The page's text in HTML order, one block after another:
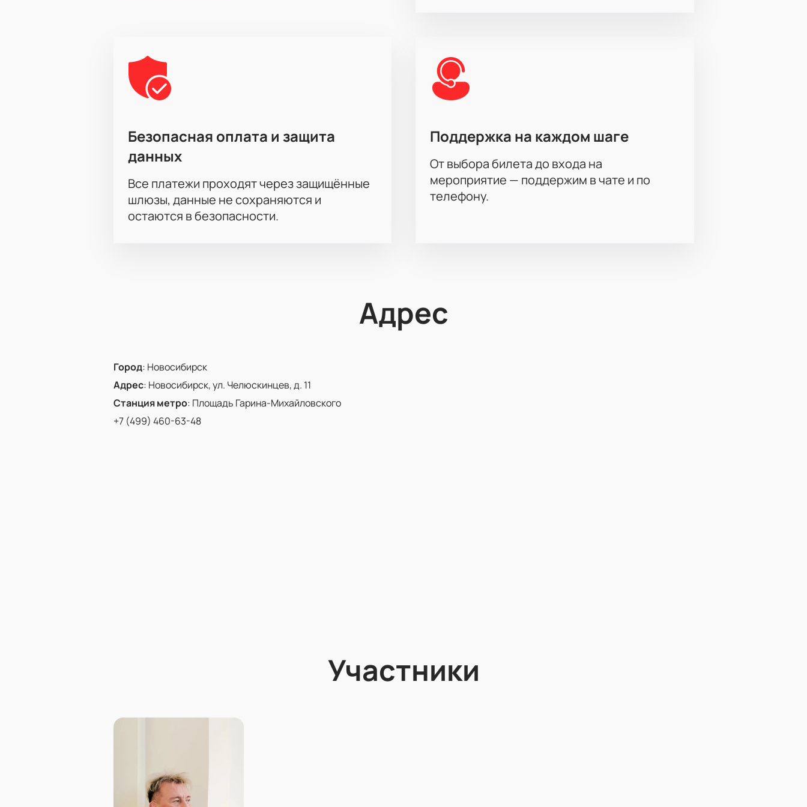
Безопасная оплата и защита
данных
Все платежи проходят через защищённые
шлюзы, данные не сохраняются и
остаются в безопасности.
Поддержка на каждом шаге
От выбора билета до входа на
мероприятие — поддержим в чате и по
телефону.
Адрес
Город: Новосибирск
Адрес: Новосибирск, ул. Челюскинцев, д. 11
Станция метро: Площадь Гарина-Михайловского
+7 (499) 460-63-48
Участники